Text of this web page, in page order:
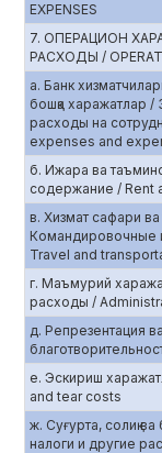
EXPENSES
7. ОПЕРАЦИОН
РАСХОДЫ /
а. Банк
бошқа харажатлар /
расходы на
expenses and
б. Ижара ва
содержание / Rent
в. Хизмат сафари
Командировочные
Travel and
г. Маъмурий
расходы /
д. Репрезентация
е. Эскириш
and tear costs
ж. Суғурта, солиқ
налоги и другие